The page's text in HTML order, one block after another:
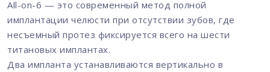
All-on-6 — это современный метод полной
имплантации челюсти при отсутствии зубов, где
несъемный протез фиксируется всего на шести
титановых имплантах.
Два импланта устанавливаются вертикально в